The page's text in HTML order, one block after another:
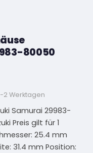
80050
2 Werktagen
Samurai 29983-
Preis gilt für 1
25.4 mm
31.4 mm Position: